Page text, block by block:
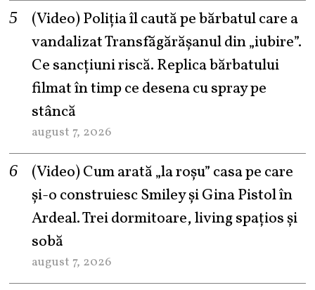
(Video) Poliția îl caută pe bărbatul care a
vandalizat Transfăgărășanul din „iubire”.
Ce sancțiuni riscă. Replica bărbatului
filmat în timp ce desena cu spray pe
stâncă
august 7, 2026
(Video) Cum arată „la roşu” casa pe care
şi-o construiesc Smiley şi Gina Pistol în
Ardeal. Trei dormitoare, living spațios și
sobă
august 7, 2026